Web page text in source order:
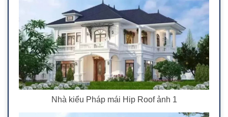
Nhà kiểu Pháp mái Hip Roof ảnh 1